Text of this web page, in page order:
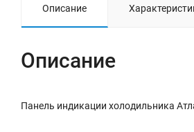
Описание
Описание
Панель индикации холодильника